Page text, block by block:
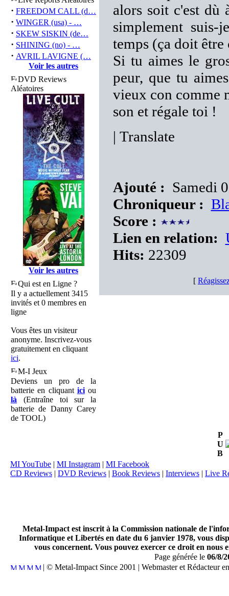
· FREEDOM CALL (d…
· WINGER (usa) - …
· SKEW SISKIN (de…
· SHINING (no) - …
· AVRIL LAVIGNE (…
Voir les autres
DVD Reviews
Aléatoires
Voir les autres
Qui est en Ligne ?
Il y a actuellement 3415
invités et 0 membres en
ligne
Vous êtes un visiteur
anonyme. Inscrivez-vous
gratuitement en cliquant
ici.
M-I Jeux
Deviens un pro de la
batterie en cliquant iciou
là (Entraîne toi sur la
batterie de Danny Carey
de TOOL)
alors soit c'est dù
simplement
temps (ça doit être
Si tu aimes le
peur, que tu
vieux con comme
son et régale toi !
| Translate
Ajouté : Samedi
Chroniqueur :
Score :
Lien en relation:
Hits: 22309
[
P
U
B
MI YouTube | MI Instagram | MI Facebook
CD Reviews | DVD Reviews | Book Reviews | Interviews | Live
Metal-Impact est inscrit à la Commission nationale de
Informatique et Libertés en date du 6 janvier 1978, vous
vous concernent. Vous pouvez exercer ce droit en
Page générée le 06/8/
| © Metal-Impact Since 2001 | Webmaster et Rédacteur